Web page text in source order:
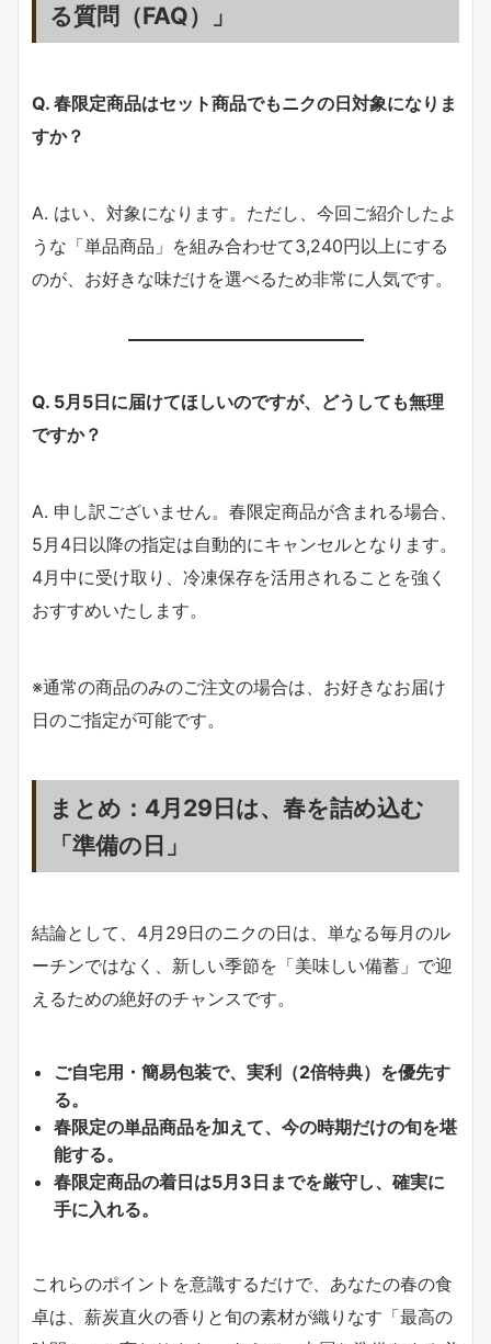
る質問（FAQ）」
Q. 春限定商品はセット商品でもニクの日対象になりま
すか？
A. はい、対象になります。ただし、今回ご紹介したよ
うな「単品商品」を組み合わせて3,240円以上にする
のが、お好きな味だけを選べるため非常に人気です。
Q. 5月5日に届けてほしいのですが、どうしても無理
ですか？
A. 申し訳ございません。春限定商品が含まれる場合、
5月4日以降の指定は自動的にキャンセルとなります。
4月中に受け取り、冷凍保存を活用されることを強く
おすすめいたします。
※通常の商品のみのご注文の場合は、お好きなお届け
日のご指定が可能です。
まとめ：4月29日は、春を詰め込む
「準備の日」
結論として、4月29日のニクの日は、単なる毎月のル
ーチンではなく、新しい季節を「美味しい備蓄」で迎
えるための絶好のチャンスです。
ご自宅用・簡易包装で、実利（2倍特典）を優先す
る。
春限定の単品商品を加えて、今の時期だけの旬を堪
能する。
春限定商品の着日は5月3日までを厳守し、確実に
手に入れる。
これらのポイントを意識するだけで、あなたの春の食
卓は、薪炭直火の香りと旬の素材が織りなす「最高の